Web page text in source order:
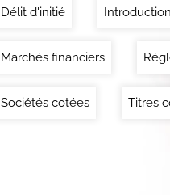
Délit d'initié
Marchés financiers
Sociétés cotées Titres